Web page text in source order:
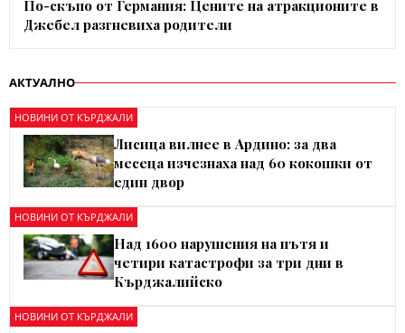
По-скъпо от Германия: Цените на атракционите в
Джебел разгневиха родители
АКТУАЛНО
НОВИНИ ОТ КЪРДЖАЛИ
Лисица вилнее в Ардино: за два
месеца изчезнаха над 60 кокошки от
един двор
НОВИНИ ОТ КЪРДЖАЛИ
Над 1600 нарушения на пътя и
четири катастрофи за три дни в
Кърджалийско
НОВИНИ ОТ КЪРДЖАЛИ